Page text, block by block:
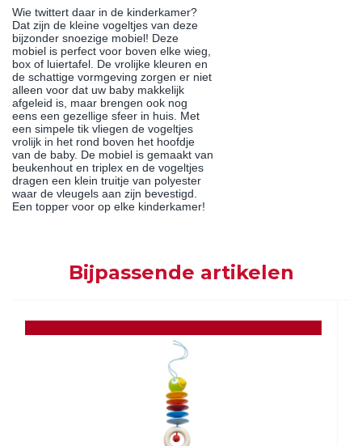
Wie twittert daar in de kinderkamer?
Dat zijn de kleine vogeltjes van deze
bijzonder snoezige mobiel! Deze
mobiel is perfect voor boven elke wieg,
box of luiertafel. De vrolijke kleuren en
de schattige vormgeving zorgen er niet
alleen voor dat uw baby makkelijk
afgeleid is, maar brengen ook nog
eens een gezellige sfeer in huis. Met
een simpele tik vliegen de vogeltjes
vrolijk in het rond boven het hoofdje
van de baby. De mobiel is gemaakt van
beukenhout en triplex en de vogeltjes
dragen een klein truitje van polyester
waar de vleugels aan zijn bevestigd.
Een topper voor op elke kinderkamer!
Bijpassende artikelen